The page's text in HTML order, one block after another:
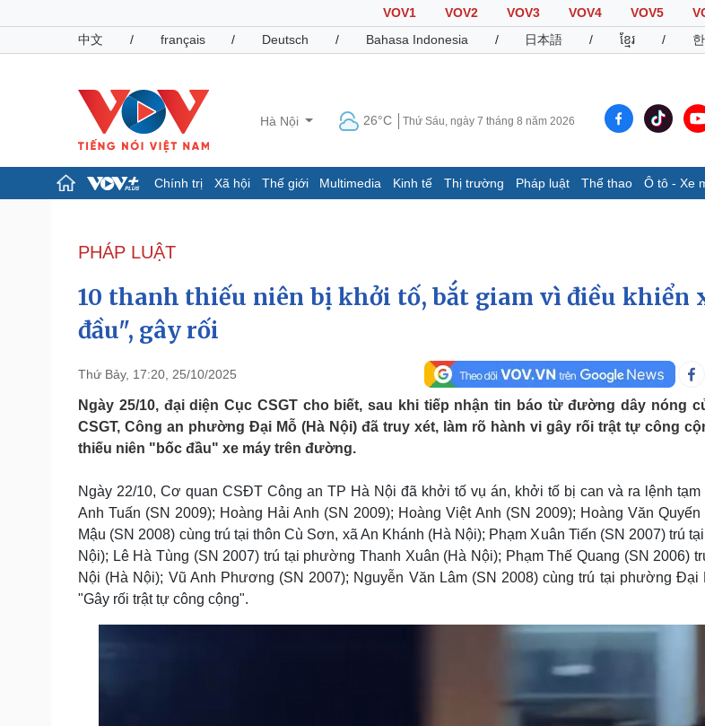
VOV1 VOV2 VOV3 VOV4 VOV5
中文
/ français / Deutsch / Bahasa Indonesia / 日本語 / ខ្មែរ /
Hà Nội 26°C Thứ Sáu, ngày 7 tháng 8 năm 2026
Chính trị Xã hội Thế giới Multimedia Kinh tế Thị trường Pháp luật Thể thao Ô tô - Xe
Đảng
Tổ chức nhân sự
Nhận diện sự thật
Dấu ấn VOV
Hồ sơ
E-Magazine
Infographic
Pháp luật
Tin nóng
Tư vấn luật
Việt Nam
Phân tích
Thể thao
Lịch thi đấu bóng đá
Thế giới thể thao
Ô tô - Xe máy
Xe máy
Tư vấn
Sức khỏe
Dinh dưỡng - món ngon
Cây thuốc
Sản phụ khoa
Nhi khoa
Nam khoa
Đời sống
Blog
Tình yêu - Gia đình
Văn hóa
Sân khấu - Điện ảnh
Văn học
Âm nhạc
Di sản
Giải trí
Nghệ sĩ
Thời trang
Sao Việt
PHÁP LUẬT
10 thanh thiếu niên bị khởi tố, bắt giam vì điều khiển
đầu", gây rối
Thứ Bảy, 17:20, 25/10/2025
Ngày 25/10, đại diện Cục CSGT cho biết, sau khi tiếp nhận tin báo từ đường dây nóng
CSGT, Công an phường Đại Mỗ (Hà Nội) đã truy xét, làm rõ hành vi gây rối trật tự công
thiếu niên "bốc đầu" xe máy trên đường.
Ngày 22/10, Cơ quan CSĐT Công an TP Hà Nội đã khởi tố vụ án, khởi tố bị can và ra lệnh
Anh Tuấn (SN 2009); Hoàng Hải Anh (SN 2009); Hoàng Việt Anh (SN 2009); Hoàng Văn
Mậu (SN 2008) cùng trú tại thôn Cù Sơn, xã An Khánh (Hà Nội); Phạm Xuân Tiến (SN 2007) trú
Nội); Lê Hà Tùng (SN 2007) trú tại phường Thanh Xuân (Hà Nội); Phạm Thế Quang (SN 2006)
Nội (Hà Nội); Vũ Anh Phương (SN 2007); Nguyễn Văn Lâm (SN 2008) cùng trú tại phường Đại
"Gây rối trật tự công cộng".